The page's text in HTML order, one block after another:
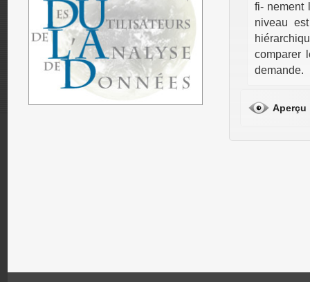
fi- nement
niveau
comparer
demande.
Aperçu